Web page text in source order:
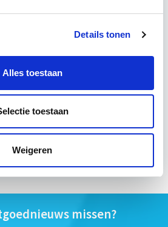
Details tonen
Alles toestaan
toestaan
Weigeren
informatie
missen?